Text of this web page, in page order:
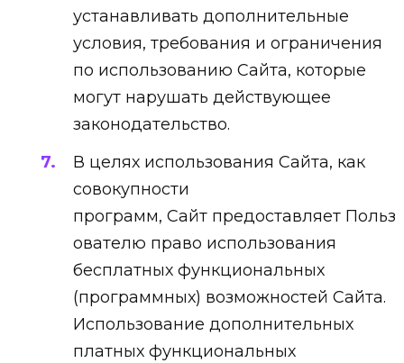
устанавливать дополнительные
условия, требования и ограничения
по использованию Сайта, которые
могут нарушать действующее
законодательство.
В целях использования Сайта, как
совокупности
программ, Сайт предоставляет Польз
ователю право использования
бесплатных функциональных
(программных) возможностей Сайта.
Использование дополнительных
платных функциональных